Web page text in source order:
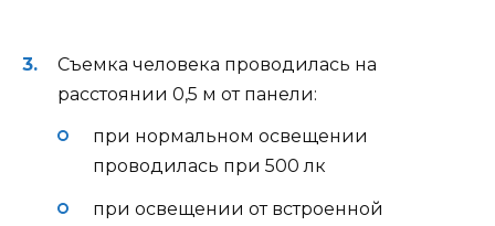
Съемка человека проводилась на
расстоянии 0,5 м от панели:
при нормальном освещении
проводилась при 500 лк
при освещении от встроенной